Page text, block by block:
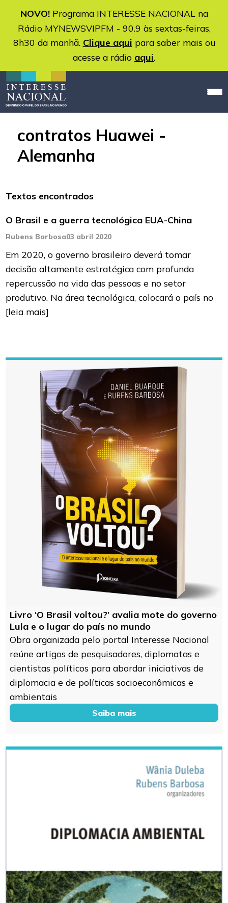
NOVO!Programa INTERESSE NACIONAL na
Rádio MYNEWSVIPFM - 90.9 às sextas-feiras,
8h30 da manhã. Clique aqui para saber mais ou
acesse a rádio aqui.
contratos Huawei -
Alemanha
Textos encontrados
O Brasil e a guerra tecnológica EUA-China
Rubens Barbosa03 abril 2020
Em 2020, o governo brasileiro deverá tomar
decisão altamente estratégica com profunda
repercussão na vida das pessoas e no setor
produtivo. Na área tecnológica, colocará o país no
[leia mais]
Livro ‘O Brasil voltou?’ avalia mote do governo
Lula e o lugar do país no mundo
Obra organizada pelo portal Interesse Nacional
reúne artigos de pesquisadores, diplomatas e
cientistas políticos para abordar iniciativas de
diplomacia e de políticas socioeconômicas e
ambientais
Saiba mais